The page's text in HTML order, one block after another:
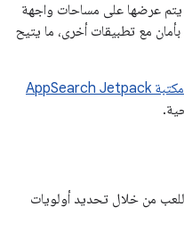
يتم عرضها على مساحات واجهة
مع تطبيقات أخرى، ما يتيح
مكتبة AppSearch Jetpack
من خلال تحديد أولويات